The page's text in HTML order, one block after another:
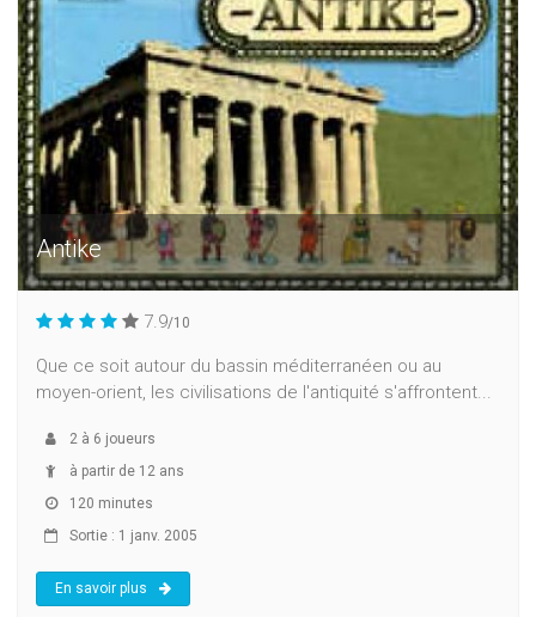
Antike
7.9/10
Que ce soit autour du bassin méditerranéen ou au
moyen-orient, les civilisations de l'antiquité s'affrontent...
2 à 6 joueurs
à partir de 12 ans
120 minutes
Sortie : 1 janv. 2005
En savoir plus